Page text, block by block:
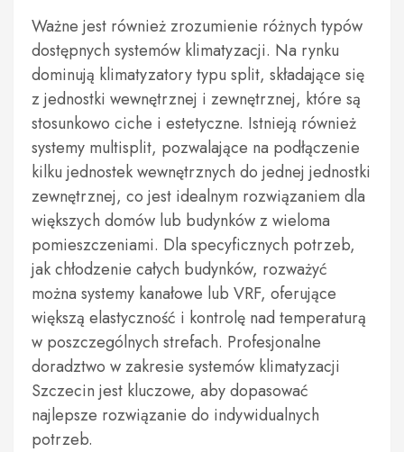
Ważne jest również zrozumienie różnych typów
dostępnych systemów klimatyzacji. Na rynku
dominują klimatyzatory typu split, składające się
z jednostki wewnętrznej i zewnętrznej, które są
stosunkowo ciche i estetyczne. Istnieją również
systemy multisplit, pozwalające na podłączenie
kilku jednostek wewnętrznych do jednej jednostki
zewnętrznej, co jest idealnym rozwiązaniem dla
większych domów lub budynków z wieloma
pomieszczeniami. Dla specyficznych potrzeb,
jak chłodzenie całych budynków, rozważyć
można systemy kanałowe lub VRF, oferujące
większą elastyczność i kontrolę nad temperaturą
w poszczególnych strefach. Profesjonalne
doradztwo w zakresie systemów klimatyzacji
Szczecin jest kluczowe, aby dopasować
najlepsze rozwiązanie do indywidualnych
potrzeb.